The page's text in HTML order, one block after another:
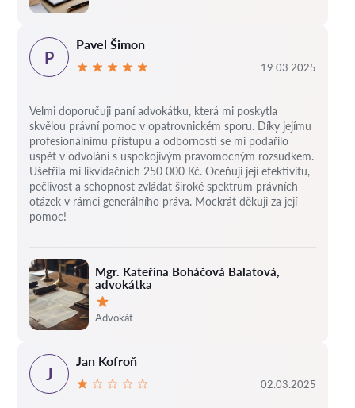
Mgr. Kateřina Boháčová Balatová,
advokátka
Hodnocení:
Advokát
P
Pavel Šimon
19.03.2025
Velmi doporučuji paní advokátku, která mi poskytla
skvělou právní pomoc v opatrovnickém sporu. Díky jejímu
profesionálnímu přístupu a odbornosti se mi podařilo
uspět v odvolání s uspokojivým pravomocným rozsudkem.
Ušetřila mi likvidačních 250 000 Kč. Oceňuji její efektivitu,
pečlivost a schopnost zvládat široké spektrum právních
otázek v rámci generálního práva. Mockrát děkuji za její
pomoc!
J
Jan Kofroň
02.03.2025